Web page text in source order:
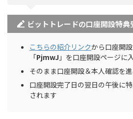
ビットトレードの口座開設特
こちらの紹介リンクから口座開
「PjmwJ 」を口座開設ページに
そのまま口座開設＆本人確認を
口座開設完了日の翌日の午後に
されます